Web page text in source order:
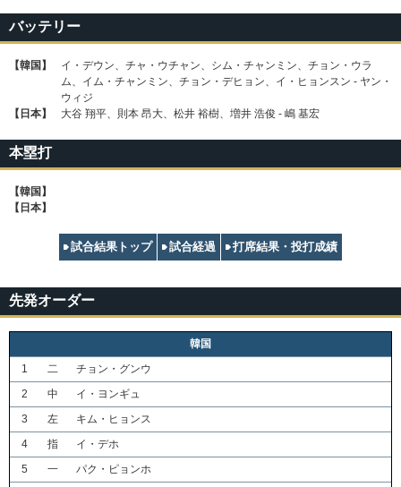
バッテリー
【韓国】
イ・デウン、チャ・ウチャン、シム・チャンミン、チョン・ウラ
ム、イム・チャンミン、チョン・デヒョン、イ・ヒョンスン - ヤン・
ウィジ
【日本】
大谷 翔平、則本 昂大、松井 裕樹、増井 浩俊 - 嶋 基宏
本塁打
【韓国】
【日本】
試合結果トップ 試合経過 打席結果・投打成績
先発オーダー
韓国
1
二
チョン・グンウ
2
中
イ・ヨンギュ
3
左
キム・ヒョンス
4
指
イ・デホ
5
一
パク・ピョンホ